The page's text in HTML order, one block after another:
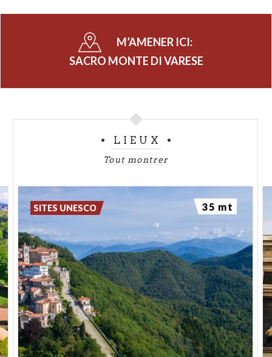
M’AMENER ICI:
SACRO MONTE DI VARESE
LIEUX
Tout montrer
SITES UNESCO 35 mt